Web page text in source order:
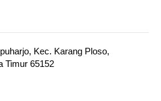
Kec. Karang Ploso,
Timur 65152